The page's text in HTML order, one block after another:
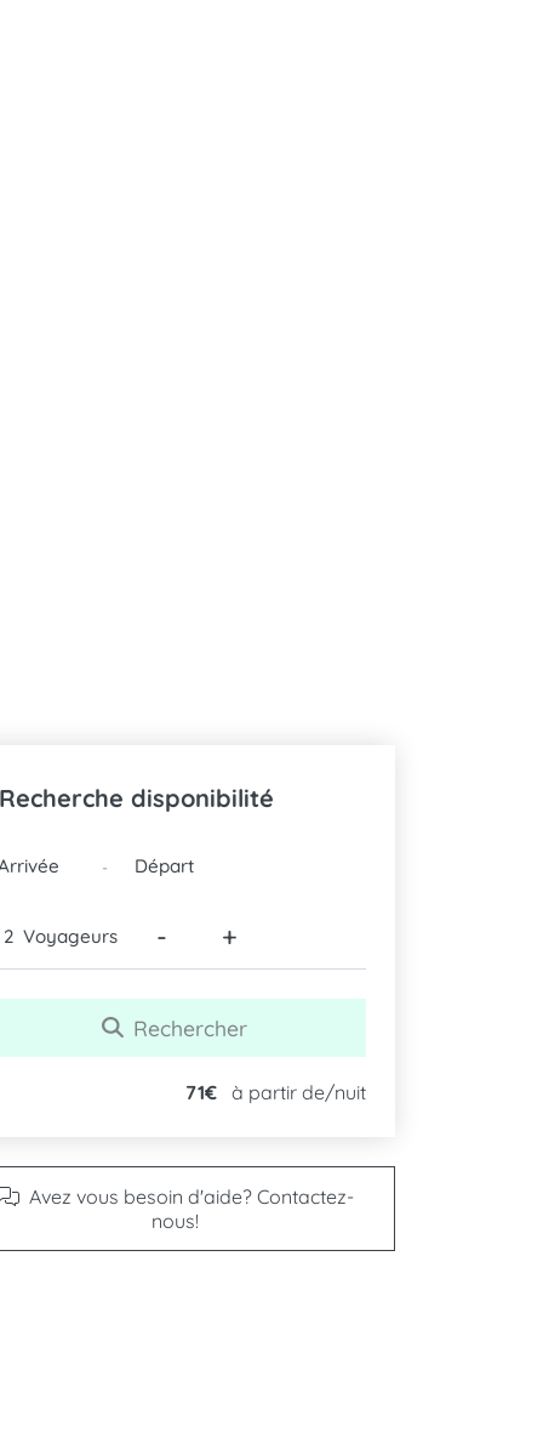
disponibilité
DATES -
Voyageurs - +
Rechercher
71€ à partir de/nuit
Avez vous besoin d'aide? Contactez-
nous!